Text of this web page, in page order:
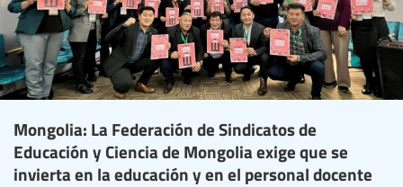
Mongolia: La Federación de Sindicatos de
Educación y Ciencia de Mongolia exige que se
invierta en la educación y en el personal docente